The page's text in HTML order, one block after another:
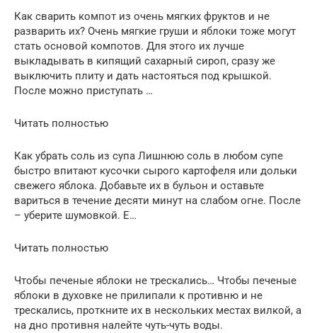
Как сварить компот из очень мягких фруктов и не
разварить их? Очень мягкие груши и яблоки тоже могут
стать основой компотов. Для этого их лучше
выкладывать в кипящий сахарный сироп, сразу же
выключить плиту и дать настояться под крышкой.
После можно приступать …
Читать полностью
Как убрать соль из супа Лишнюю соль в любом супе
быстро впитают кусочки сырого картофеля или дольки
свежего яблока. Добавьте их в бульон и оставьте
вариться в течение десяти минут на слабом огне. После
– уберите шумовкой. Е…
Читать полностью
Чтобы печеные яблоки не трескались… Чтобы печеные
яблоки в духовке не прилипали к противню и не
трескались, проткните их в нескольких местах вилкой, а
на дно противня налейте чуть-чуть воды.